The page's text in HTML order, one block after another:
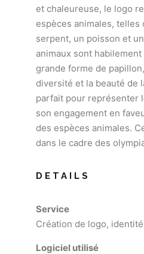
et chaleureuse, le logo
espèces animales, telles
serpent, un poisson et
animaux sont
grande forme de
diversité et la beauté de
parfait pour représenter
son engagement en
des espèces animales.
dans le cadre des
DETAILS
Service
Création de logo,
Logiciel utilisé